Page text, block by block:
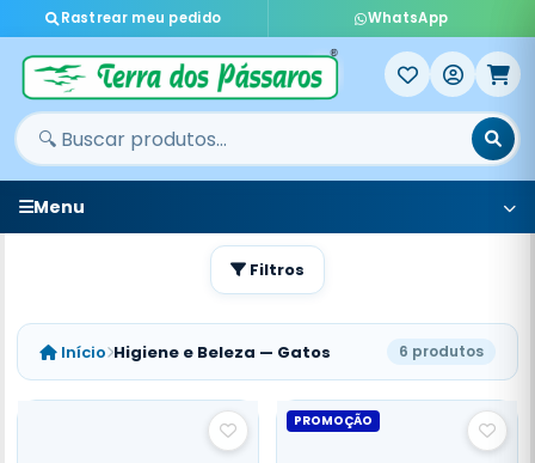
Rastrear meu pedido WhatsApp
Menu
Filtros
Início Higiene e Beleza — Gatos 6 produtos
PROMOÇÃO